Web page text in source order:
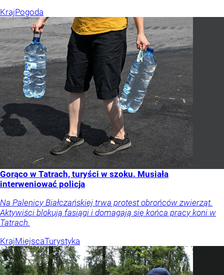
KrajPogoda
Gorąco w Tatrach, turyści w szoku. Musiała
interweniować policja
Na Palenicy Białczańskiej trwa protest obrońców zwierząt.
Aktywiści blokują fasiągi i domagają się końca pracy koni w
Tatrach.
KrajMiejscaTurystyka